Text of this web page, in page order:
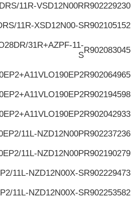
R902229230
11R-VSD12N00R
R902105152
11R-XSD12N00-S
R902083045
31R+AZPF-11-
S
R902064965
R902194598
R902042933
R902237236
11L-NZD12N00P
R902190279
11L-NZD12N00P
R902229473
11L-NZD12N00X-S
R902253582
11L-NZD12N00X-S